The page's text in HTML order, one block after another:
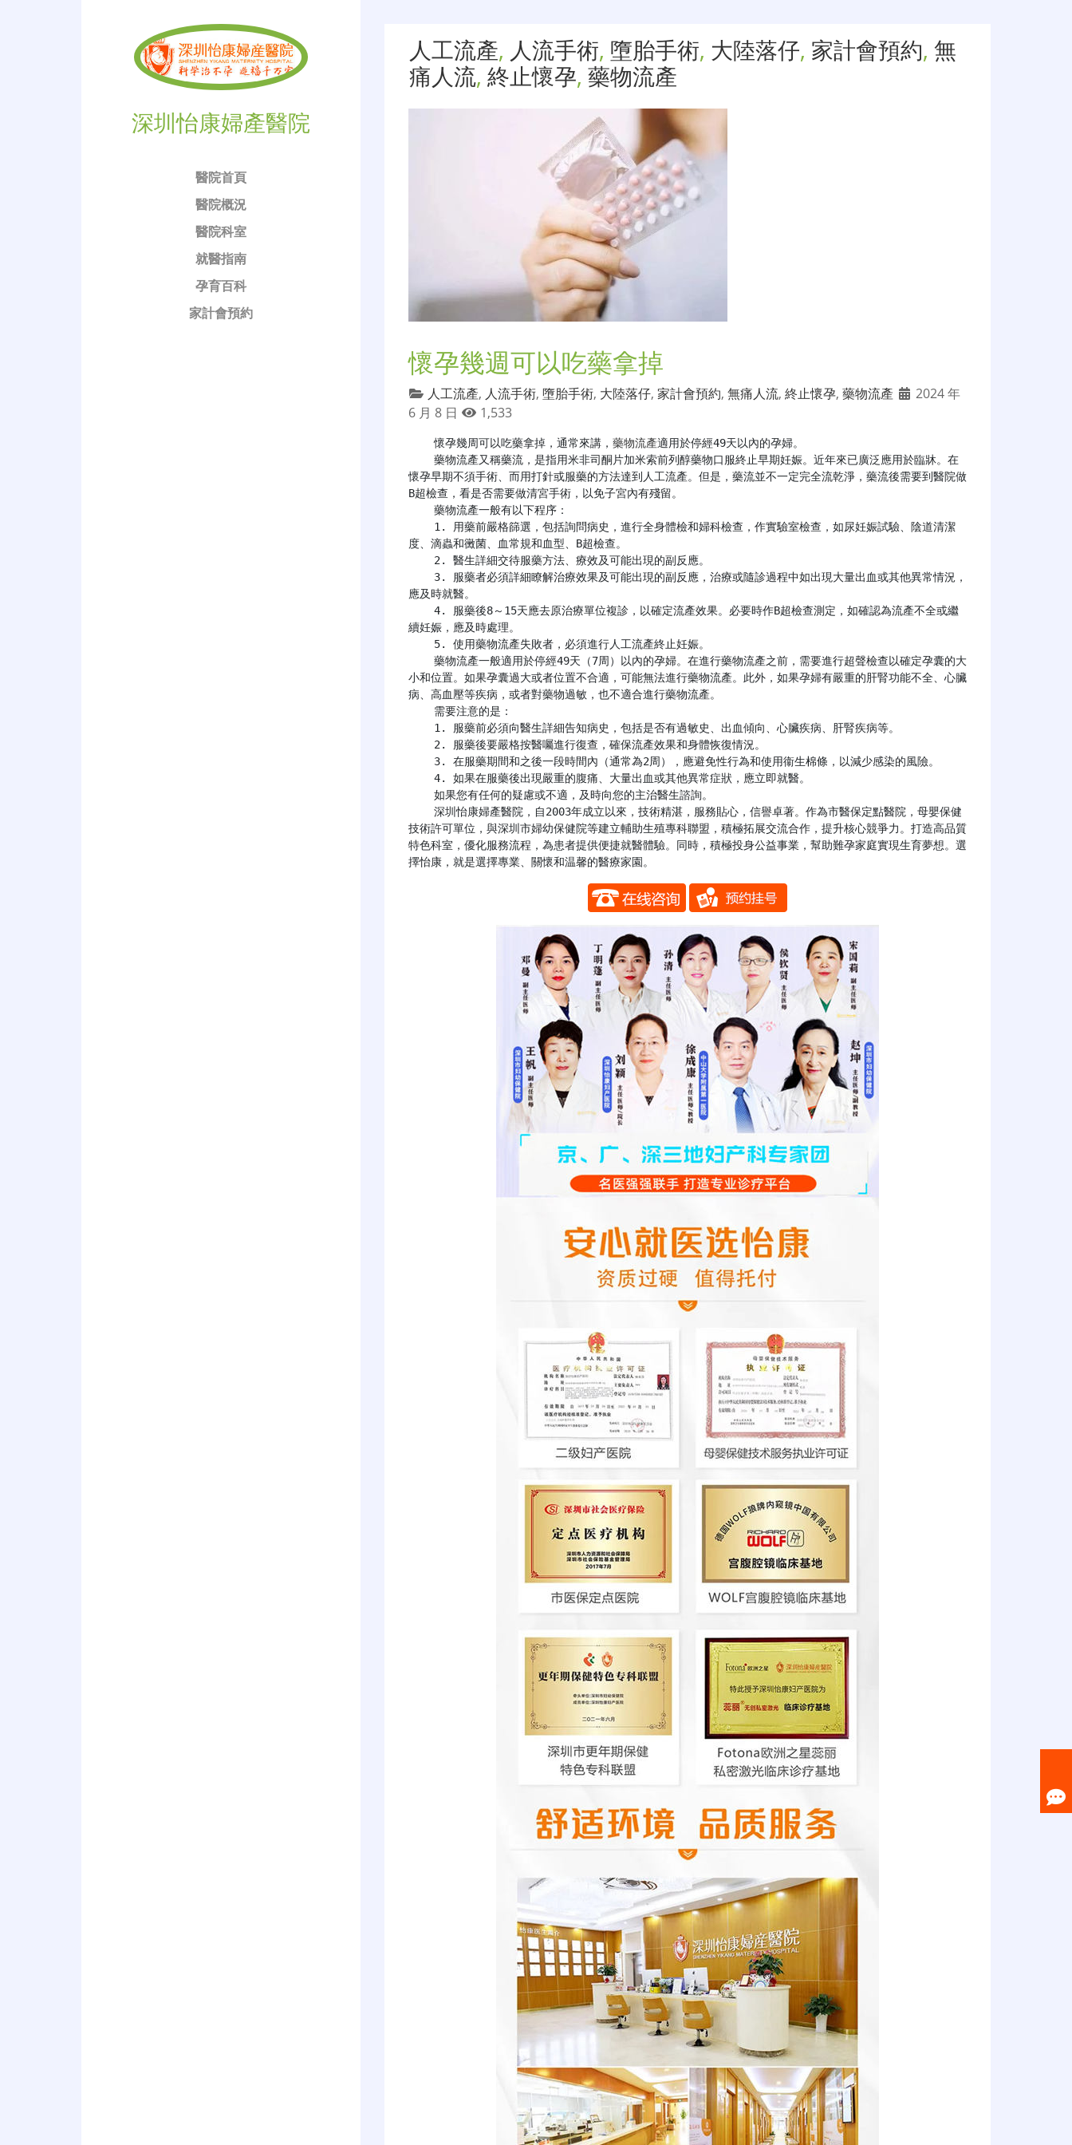
深圳怡康婦產醫院
醫院首頁
醫院概況
醫院科室
就醫指南
孕育百科
家計會預約
人工流產, 人流手術, 墮胎手術, 大陸落仔, 家計會預約, 無
痛人流, 終止懷孕, 藥物流產
懷孕幾週可以吃藥拿掉
人工流產, 人流手術, 墮胎手術, 大陸落仔, 家計會預約, 無痛人流, 終止懷孕, 藥物流產
2024 年
6 月 8 日
1,533
    懷孕幾周可以吃藥拿掉，通常來講，
藥物流產適用於停經49天以內的孕婦。
懷孕早期不須手術、而用打針或服藥的方法達到人工流產。但是，藥流並不一定完全流乾淨，藥流後需要到醫院做
B超檢查，看是否需要做清宮手術，以免子宮內有殘留。
度、滴蟲和黴菌、血常規和血型、B超檢查。
應及時就醫。
續妊娠，應及時處理。
小和位置。如果孕囊過大或者位置不合適，可能無法進行藥物流產。此外，如果孕婦有嚴重的肝腎功能不全、心臟
病、高血壓等疾病，或者對藥物過敏，也不適合進行藥物流產。
技術許可單位，與深圳市婦幼保健院等建立輔助生殖專科聯盟，積極拓展交流合作，提升核心競爭力。打造高品質
特色科室，優化服務流程，為患者提供便捷就醫體驗。同時，積極投身公益事業，幫助難孕家庭實現生育夢想。選
擇怡康，就是選擇專業、關懷和温馨的醫療家園。